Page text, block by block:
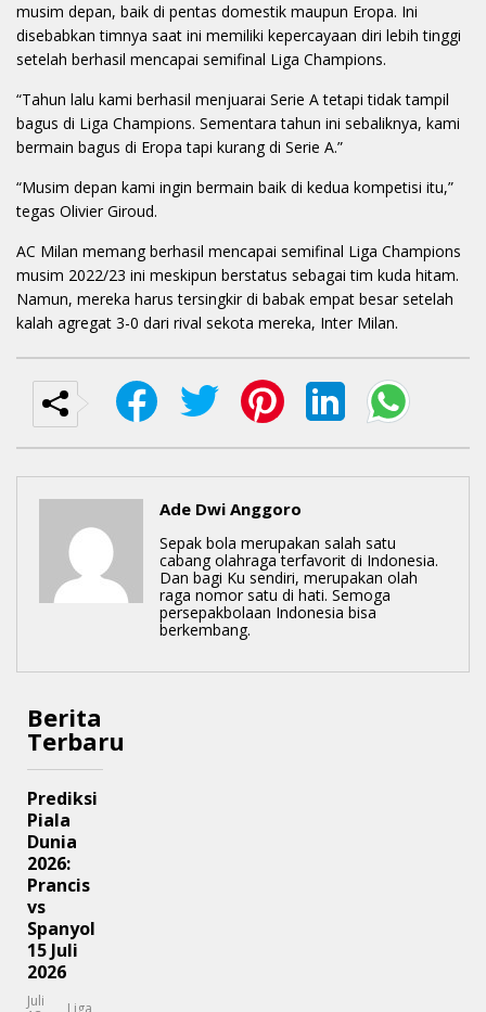
musim depan, baik di pentas domestik maupun Eropa. Ini
disebabkan timnya saat ini memiliki kepercayaan diri lebih tinggi
setelah berhasil mencapai semifinal Liga Champions.
“Tahun lalu kami berhasil menjuarai Serie A tetapi tidak tampil
bagus di Liga Champions. Sementara tahun ini sebaliknya, kami
bermain bagus di Eropa tapi kurang di Serie A.”
“Musim depan kami ingin bermain baik di kedua kompetisi itu,”
tegas Olivier Giroud.
AC Milan memang berhasil mencapai semifinal Liga Champions
musim 2022/23 ini meskipun berstatus sebagai tim kuda hitam.
Namun, mereka harus tersingkir di babak empat besar setelah
kalah agregat 3-0 dari rival sekota mereka, Inter Milan.
Ade Dwi Anggoro
Sepak bola merupakan salah satu
cabang olahraga terfavorit di Indonesia.
Dan bagi Ku sendiri, merupakan olah
raga nomor satu di hati. Semoga
persepakbolaan Indonesia bisa
berkembang.
Berita
Terbaru
Prediksi
Piala
Dunia
2026:
Prancis
vs
Spanyol
15 Juli
2026
Juli
Liga